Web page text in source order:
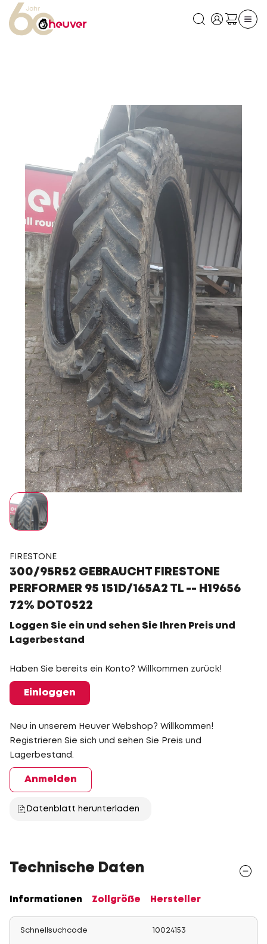
FIRESTONE
300/95R52 GEBRAUCHT FIRESTONE
PERFORMER 95 151D/165A2 TL -- H19656
72% DOT0522
Loggen Sie ein und sehen Sie Ihren Preis und
Lagerbestand
Haben Sie bereits ein Konto? Willkommen zurück!
Einloggen
Neu in unserem Heuver Webshop? Willkommen!
Registrieren Sie sich und sehen Sie Preis und
Lagerbestand.
Anmelden
Datenblatt herunterladen
Technische Daten
Informationen Zollgröße Hersteller
Schnellsuchcode 10024153